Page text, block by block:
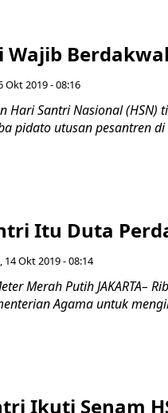
Wajib
Okt 2019 - 08:16
Hari Santri Nasional (HSN)
pidato utusan pesantren di
Itu Duta
14 Okt 2019 - 08:14
Merah Putih JAKARTA–
Agama untuk
Ikuti Senam